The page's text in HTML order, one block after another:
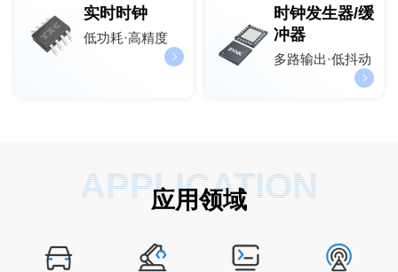
实时时钟
低功耗·高精度
时钟发生器/缓
冲器
多路输出·低抖动
APPLICATION
应用领域